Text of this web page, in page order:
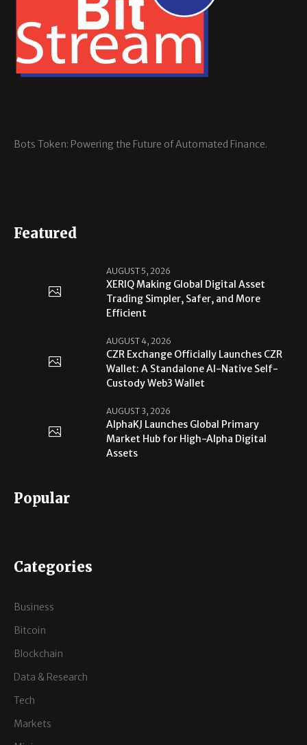
Bots Token: Powering the Future of Automated Finance.
Featured
AUGUST 5, 2026
XERIQ Making Global Digital Asset
Trading Simpler, Safer, and More
Efficient
AUGUST 4, 2026
CZR Exchange Officially Launches CZR
Wallet: A Standalone AI-Native Self-
Custody Web3 Wallet
AUGUST 3, 2026
AlphaKJ Launches Global Primary
Market Hub for High-Alpha Digital
Assets
Popular
Categories
Business
Bitcoin
Blockchain
Data & Research
Tech
Markets